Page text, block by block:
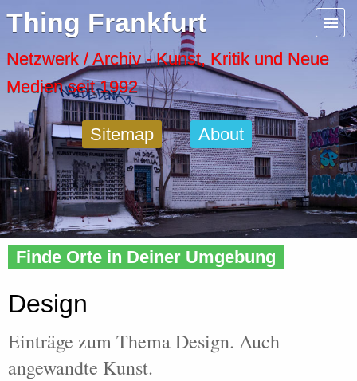
Thing Frankfurt
Netzwerk / Archiv - Kunst, Kritik und Neue
Medien seit 1992
Sitemap About
Home »Tags» Design
Finde Orte in Deiner Umgebung
Design
Einträge zum Thema Design. Auch
angewandte Kunst.
Menu
Artspaces
Cool Places
Frankfurt Diary
Activity
Recent Posts